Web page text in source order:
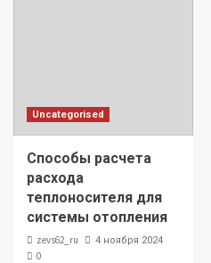
Uncategorised
Способы расчета
расхода
теплоносителя для
системы отопления
zevs62_ru 4 ноября 2024
0